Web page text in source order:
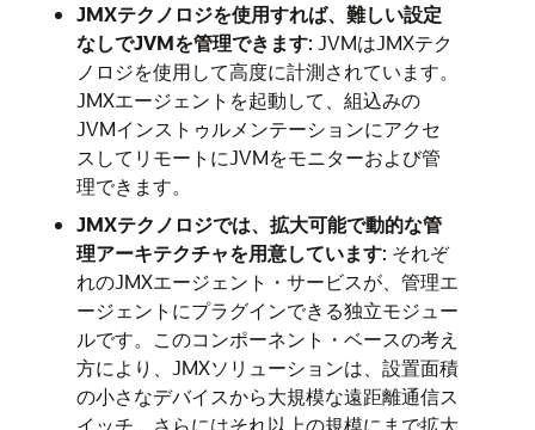
JMXテクノロジを使用すれば、難しい設定
なしでJVMを管理できます: JVMはJMXテク
ノロジを使用して高度に計測されています。
JMXエージェントを起動して、組込みの
JVMインストゥルメンテーションにアクセ
スしてリモートにJVMをモニターおよび管
理できます。
JMXテクノロジでは、拡大可能で動的な管
理アーキテクチャを用意しています: それぞ
れのJMXエージェント・サービスが、管理エ
ージェントにプラグインできる独立モジュー
ルです。このコンポーネント・ベースの考え
方により、JMXソリューションは、設置面積
の小さなデバイスから大規模な遠距離通信ス
イッチ、さらにはそれ以上の規模にまで拡大